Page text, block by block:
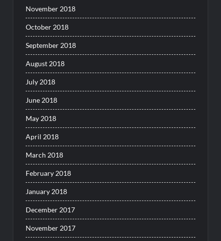
November 2018
October 2018
September 2018
August 2018
July 2018
June 2018
May 2018
April 2018
March 2018
February 2018
January 2018
December 2017
November 2017